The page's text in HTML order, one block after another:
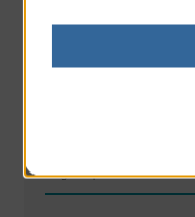
Plage du passous